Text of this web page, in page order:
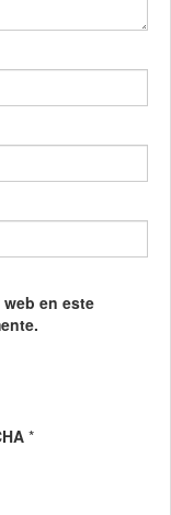
en este
*